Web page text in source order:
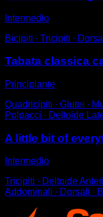
Intermedio
Bicipiti ∙ Tricipiti ∙
Tabata classica
Principiante
Quadricipiti ∙ Glutei ∙
Polpacci ∙ Deltoide
A little bit of
Intermedio
Tricipiti ∙ Deltoide
Addominali ∙ Dorsali ∙